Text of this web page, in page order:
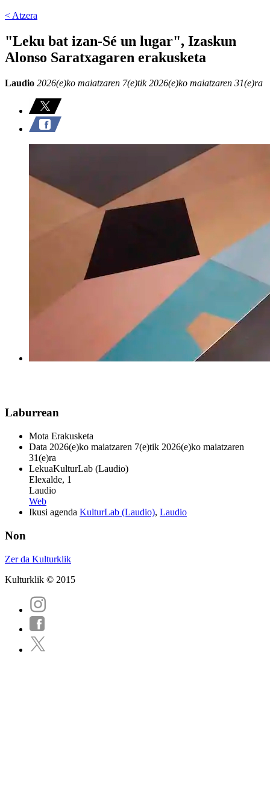
< Atzera
"Leku bat izan-Sé un lugar", Izaskun
Alonso Saratxagaren erakusketa
Laudio 2026(e)ko maiatzaren 7(e)tik 2026(e)ko maiatzaren 31(e)ra
Laburrean
Mota Erakusketa
Data 2026(e)ko maiatzaren 7(e)tik 2026(e)ko maiatzaren
31(e)ra
LekuaKulturLab (Laudio)
Elexalde, 1
Laudio
Web
Ikusi agenda KulturLab (Laudio), Laudio
Non
Zer da Kulturklik
Kulturklik © 2015